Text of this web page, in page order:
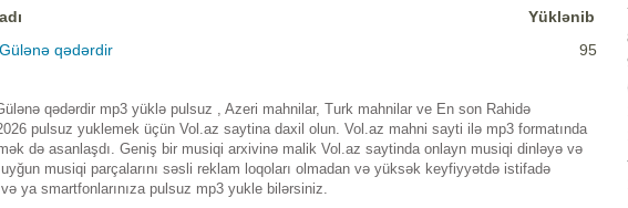
Yüklənib
qədərdir
95
qədərdir mp3 yüklə pulsuz , Azeri mahnilar, Turk mahnilar ve En son Rahidə
pulsuz yuklemek üçün Vol.az saytina daxil olun. Vol.az mahni sayti ilə mp3 formatında
də asanlaşdı. Geniş bir musiqi arxivinə malik Vol.az saytinda onlayn musiqi dinləyə və
musiqi parçalarını səsli reklam loqoları olmadan və yüksək keyfiyyətdə istifadə
ya smartfonlarınıza pulsuz mp3 yukle bilərsiniz.